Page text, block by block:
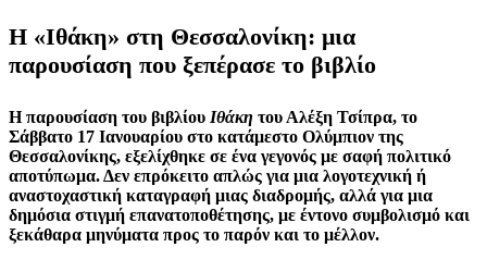
Η «Ιθάκη» στη Θεσσαλονίκη: μια
παρουσίαση που ξεπέρασε το βιβλίο
Η παρουσίαση του βιβλίου Ιθάκη του Αλέξη Τσίπρα, το
Σάββατο 17 Ιανουαρίου στο κατάμεστο Ολύμπιον της
Θεσσαλονίκης, εξελίχθηκε σε ένα γεγονός με σαφή πολιτικό
αποτύπωμα. Δεν επρόκειτο απλώς για μια λογοτεχνική ή
αναστοχαστική καταγραφή μιας διαδρομής, αλλά για μια
δημόσια στιγμή επανατοποθέτησης, με έντονο συμβολισμό και
ξεκάθαρα μηνύματα προς το παρόν και το μέλλον.